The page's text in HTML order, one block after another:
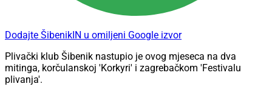
Dodajte ŠibenikIN u omiljeni Google izvor
Plivački klub Šibenik nastupio je ovog mjeseca na dva
mitinga, korčulanskoj 'Korkyri' i zagrebačkom 'Festivalu
plivanja'.